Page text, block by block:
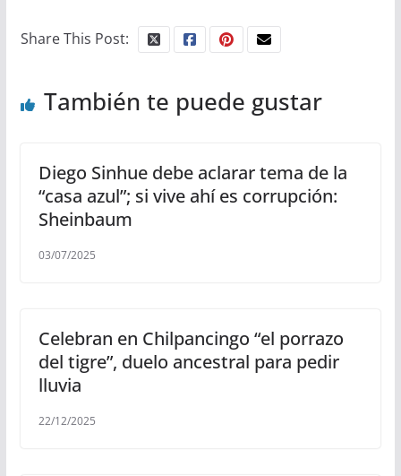
Share This Post:
También te puede gustar
Diego Sinhue debe aclarar tema de la
“casa azul”; si vive ahí es corrupción:
Sheinbaum
03/07/2025
Celebran en Chilpancingo “el porrazo
del tigre”, duelo ancestral para pedir
lluvia
22/12/2025